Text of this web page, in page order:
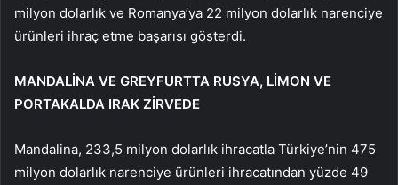
milyon dolarlık ve Romanya’ya 22 milyon dolarlık narenciye
ürünleri ihraç etme başarısı gösterdi.
MANDALİNA VE GREYFURTTA RUSYA, LİMON VE
PORTAKALDA IRAK ZİRVEDE
Mandalina, 233,5 milyon dolarlık ihracatla Türkiye’nin 475
milyon dolarlık narenciye ürünleri ihracatından yüzde 49